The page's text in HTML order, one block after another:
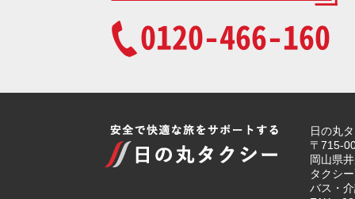
0120-466-160
日の丸
〒715-
岡山県
タクシ
バス・